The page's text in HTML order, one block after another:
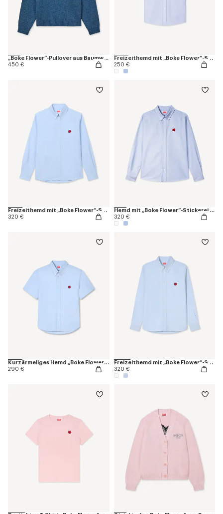
„Boke Flower“-Pullover aus Baumwolle und Wolle
450 €
Freizeithemd mit „Boke Flower“-Stickerei
250 €
Freizeithemd mit „Boke Flower“-Stickerei in Oxford-Baumwolle
320 €
Hemd mit „Boke Flower“-Stickerei aus Oxford-Baumwolle
320 €
Kurzärmeliges Hemd „Boke Flower“ aus Oxford-Baumwolle
290 €
Freizeithemd mit „Boke Flower“-Stickerei in Oxford-Baumwolle
320 €